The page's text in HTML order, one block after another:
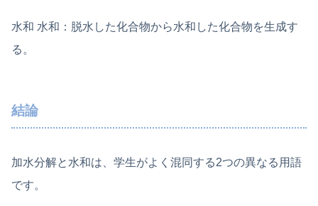
水和 水和：脱水した化合物から水和した化合物を生成す
る。
結論
加水分解と水和は、学生がよく混同する2つの異なる用語
です。